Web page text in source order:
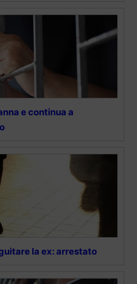
e continua a
la ex: arrestato